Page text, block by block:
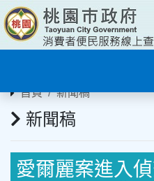
首頁 新聞稿
新聞稿
愛爾麗案進入